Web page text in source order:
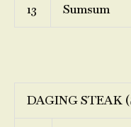
13 Sumsum
DAGING STEAK